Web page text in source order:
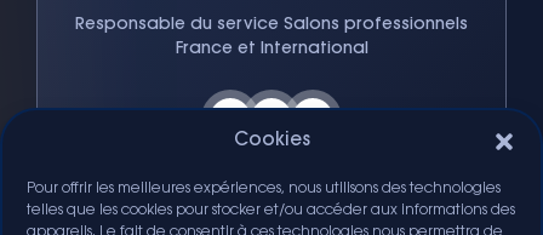
Cookies
Pour offrir les meilleures expériences, nous utilisons des technologies
telles que les cookies pour stocker et/ou accéder aux informations des
Responsable du service Salons professionnels
France et International